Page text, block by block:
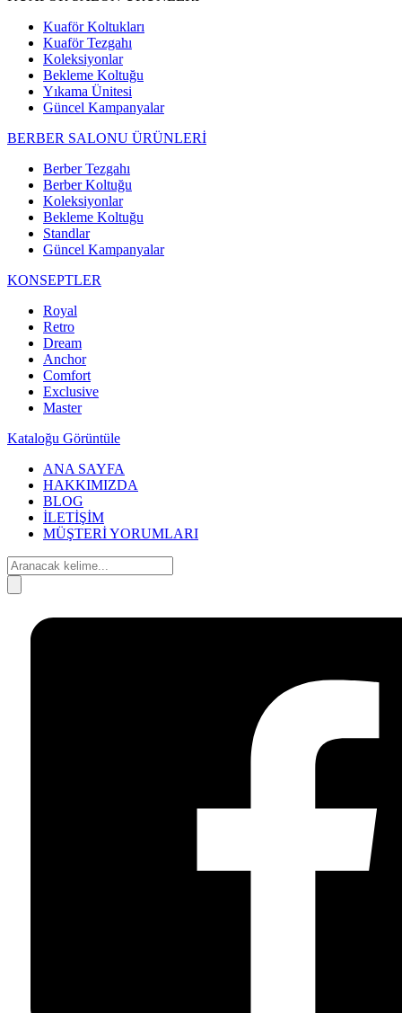
Kuaför Koltukları
Kuaför Tezgahı
Koleksiyonlar
Bekleme Koltuğu
Yıkama Ünitesi
Güncel Kampanyalar
BERBER SALONU ÜRÜNLERİ
Berber Tezgahı
Berber Koltuğu
Koleksiyonlar
Bekleme Koltuğu
Standlar
Güncel Kampanyalar
KONSEPTLER
Royal
Retro
Dream
Anchor
Comfort
Exclusive
Master
Kataloğu Görüntüle
ANA SAYFA
HAKKIMIZDA
BLOG
İLETİŞİM
MÜŞTERİ YORUMLARI
Search
for:
Search